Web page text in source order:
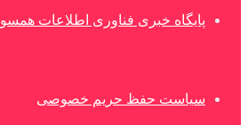
پایگاه خبری فناوری اطلاعات همسو
سیاست حفظ حریم خصوصی